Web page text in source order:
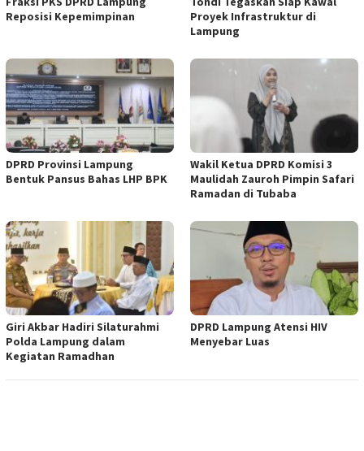
Reposisi Kepemimpinan
Proyek Infrastruktur di
Lampung
DPRD Provinsi Lampung
Bentuk Pansus Bahas LHP BPK
Wakil Ketua DPRD Komisi 3
Maulidah Zauroh Pimpin Safari
Ramadan di Tubaba
Giri Akbar Hadiri Silaturahmi
Polda Lampung dalam
Kegiatan Ramadhan
DPRD Lampung Atensi HIV
Menyebar Luas